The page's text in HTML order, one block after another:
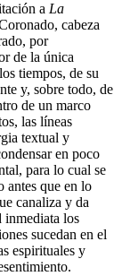
a La
cabeza
por
de la única
tiempos, de su
y, sobre todo, de
de un marco
las líneas
textual y
en poco
para lo cual se
antes que en lo
canaliza y da
inmediata los
sucedan en el
espirituales y